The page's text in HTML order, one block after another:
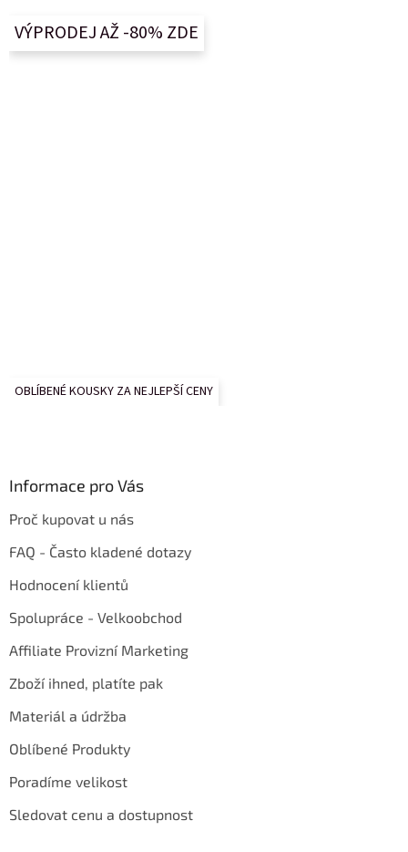
VÝPRODEJ AŽ -80% ZDE
OBLÍBENÉ KOUSKY ZA NEJLEPŠÍ CENY
Informace pro Vás
Proč kupovat u nás
FAQ - Často kladené dotazy
Hodnocení klientů
Spolupráce - Velkoobchod
Affiliate Provizní Marketing
Zboží ihned, platíte pak
Materiál a údržba
Oblíbené Produkty
Poradíme velikost
Sledovat cenu a dostupnost